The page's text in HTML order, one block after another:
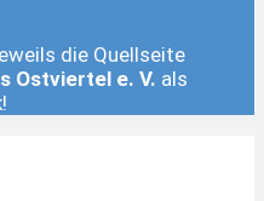
die Quellseite
Ostviertel e. V. als